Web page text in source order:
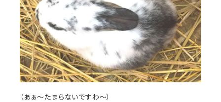
（あぁ～たまらないですわ～）